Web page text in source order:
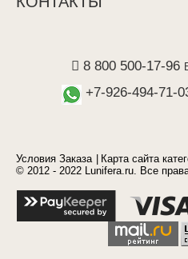
8 800 500-17-96
+7-926-494-71-
Условия Заказа Карта сайта
© 2012 - 2022 Lunifera.ru. Все